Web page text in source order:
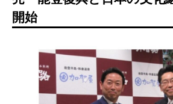
開始